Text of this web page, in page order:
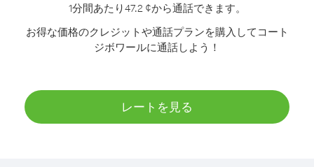
1分間あたり47.2 ¢から通話できます。
お得な価格のクレジットや通話プランを購入してコート
ジボワールに通話しよう！
レートを見る